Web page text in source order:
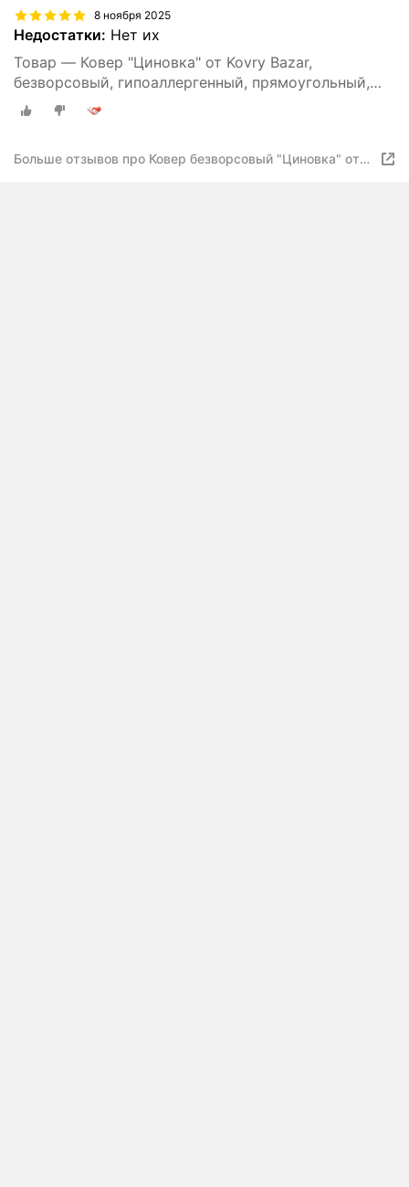
8 ноября 2025
Недостатки: Нет их
Товар — Ковер "Циновка" от Kovry Bazar,
безворсовый, гипоаллергенный, прямоугольный,
160х230 см
Больше отзывов про Ковер безворсовый "Циновка" от